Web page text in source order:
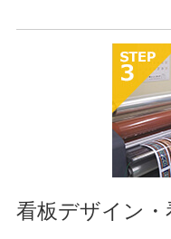
看板デザイン・